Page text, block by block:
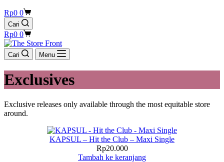
Shopping
cart
Rp0 0
Cari
Shopping
cart
Rp0 0
Cari Menu
Exclusives
Exclusive releases only available through the most equitable store
around.
KAPSUL – Hit the Club – Maxi Single
Rp20.000
Tambah ke keranjang